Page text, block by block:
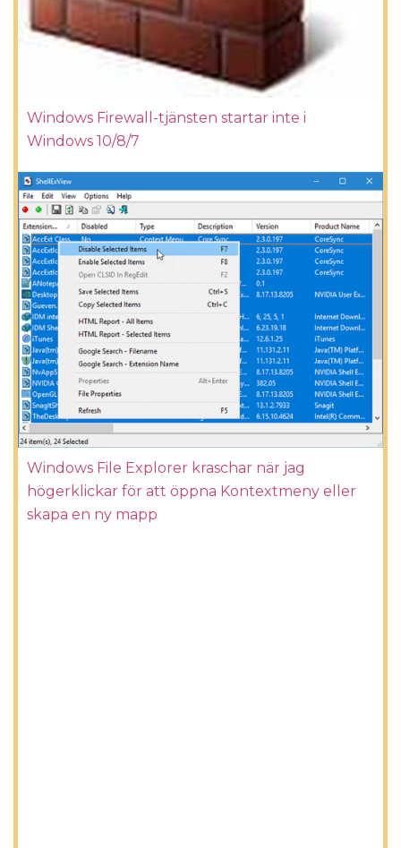
Windows Firewall-tjänsten startar inte i
Windows 10/8/7
Windows File Explorer kraschar när jag
högerklickar för att öppna Kontextmeny eller
skapa en ny mapp